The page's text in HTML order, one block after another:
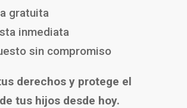
gratuita
inmediata
sin compromiso
derechos y protege el
tus hijos desde hoy.